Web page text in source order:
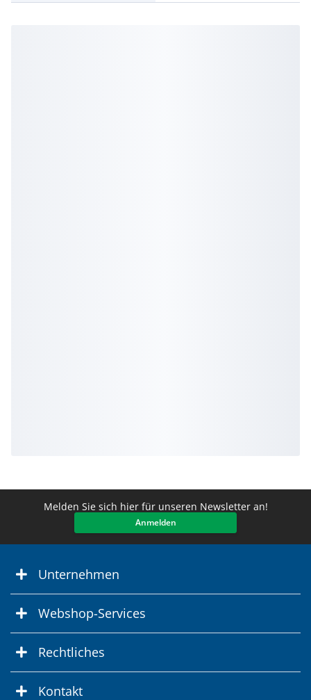
Melden Sie sich hier für unseren Newsletter an!
Anmelden
Unternehmen
Webshop-Services
Rechtliches
Kontakt